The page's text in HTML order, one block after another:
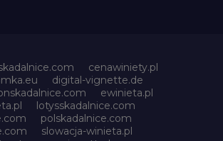
cenawiniety.pl
digital-vignette.de
ewinieta.pl
lotysskadalnice.com
polskadalnice.com
slowacja-winieta.pl